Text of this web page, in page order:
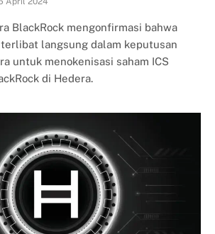
BlackRock mengonfirmasi bahwa
langsung dalam keputusan
untuk menokenisasi saham ICS
di Hedera.